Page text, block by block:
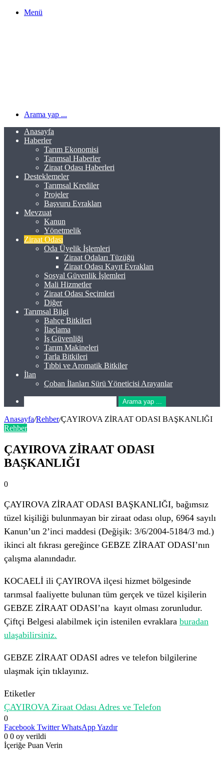
Menü
Arama yap ...
Anasayfa
Haberler
Tarım Ekonomisi
Tarımsal Haberler
Ziraat Odası Haberleri
Desteklemeler
Tarımsal Krediler
Projeler
Başvuru Evrakları
Mevzuat
Kanun
Yönetmelik
Ziraat Odası
Oda Üyelik İşlemleri
Ziraat Odaları Tüzüğü
Ziraat Odası Kayıt Evrakları
Sosyal Güvenlik İşlemleri
Mali Hizmetler
Ziraat Odası Seçimleri
Diğer
Tarımsal Bilgi
Bahçe Bitkileri
İlaçlama
İş Güvenliği
Tarım Makineleri
Tarla Bitkileri
Tıbbi ve Aromatik Bitkiler
İlan
Çoban İlanları Sürü Yöneticisi Arayanlar
Arama yap ...
Anasayfa/Rehber/ÇAYIROVA ZİRAAT ODASI BAŞKANLIĞI
Rehber
ÇAYIROVA ZİRAAT ODASI
BAŞKANLIĞI
0
ÇAYIROVA ZİRAAT ODASI BAŞKANLIĞI, bağımsız
tüzel kişiliği bulunmayan bir ziraat odası olup, 6964 sayılı
Kanun’un 2’inci maddesi (Değişik: 3/6/2004-5184/3 md.)
ikinci alt fıkrası gereğince GEBZE ZİRAAT ODASI’nın
çalışma alanındadır.
KOCAELİ ili ÇAYIROVA ilçesi hizmet bölgesinde
tarımsal faaliyette bulunan tüm gerçek ve tüzel kişilerin
GEBZE ZİRAAT ODASI’na kayıt olması zorunludur.
Çiftçi Belgesi alabilmek için istenilen evraklara buradan
ulaşabilirsiniz.
GEBZE ZİRAAT ODASI adres ve telefon bilgilerine
ulaşmak için tıklayınız.
Etiketler
ÇAYIROVA Ziraat Odası Adres ve Telefon
0
Facebook Twitter WhatsAppYazdır
0 0 oy verildi
İçeriğe Puan Verin